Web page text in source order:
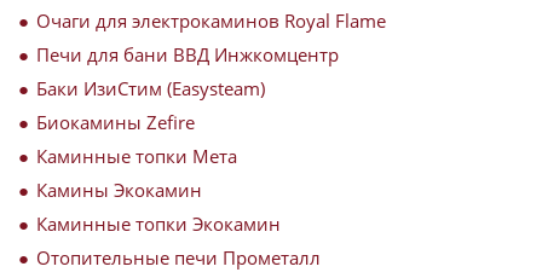
Очаги для электрокаминов Royal Flame
Печи для бани ВВД Инжкомцентр
Баки ИзиСтим (Easysteam)
Биокамины Zefire
Каминные топки Мета
Камины Экокамин
Каминные топки Экокамин
Отопительные печи Прометалл